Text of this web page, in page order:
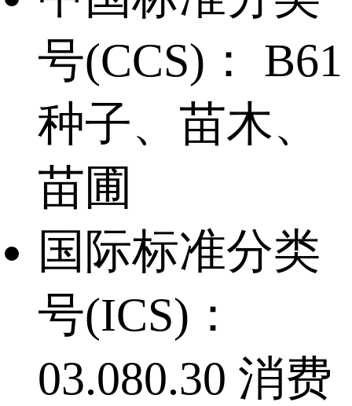
号(CCS)：
B61
种子、苗木、
苗圃
国际标准分类
号(ICS)：
03.080.30 消费